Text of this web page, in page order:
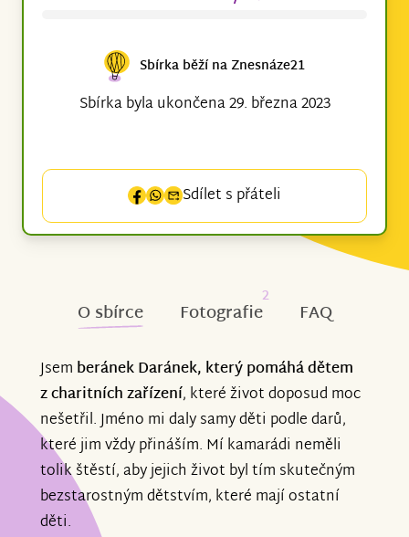
Sbírka běží na Znesnáze21
Sbírka byla ukončena 29. března 2023
Sdílet s přáteli
O sbírce Fotografie
2
FAQ
Jsem beránek Daránek, který pomáhá dětem
z charitních zařízení, které život doposud moc
nešetřil. Jméno mi daly samy děti podle darů,
které jim vždy přináším. Mí kamarádi neměli
tolik štěstí, aby jejich život byl tím skutečným
bezstarostným dětstvím, které mají ostatní
děti.